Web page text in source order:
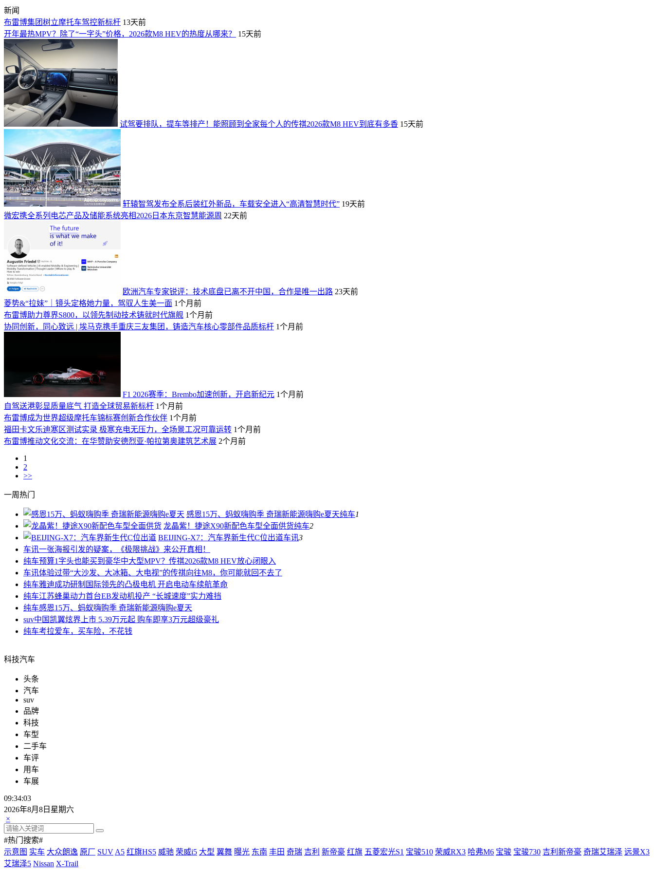
新闻
布雷博集团树立摩托车驾控新标杆 13天前
开年最热MPV？除了“一字头”价格，2026款M8 HEV的热度从哪来？
15天前
试驾要排队，提车等排产！能照顾到全家每个人的传祺2026款M8 HEV到底有多香 15天前
轩辕智驾发布全系后装红外新品，车载安全进入“高清智慧时代” 19天前
微宏携全系列电芯产品及储能系统亮相2026日本东京智慧能源周 22天前
欧洲汽车专家锐评：技术底盘已离不开中国，合作是唯一出路 23天前
菱势&“拉妹”｜镜头定格她力量，驾驭人生美一面 1个月前
布雷博助力尊界S800，以领先制动技术铸就时代旗舰 1个月前
协同创新，同心致远 | 埃马克携手重庆三友集团，铸造汽车核心零部件品质标杆 1个月前
F1 2026赛季：Brembo加速创新，开启新纪元 1个月前
自驾送港彰显质量底气 打造全球贸易新标杆 1个月前
布雷博成为世界超级摩托车锦标赛创新合作伙伴 1个月前
福田卡文乐迪寒区测试实录 极寒充电无压力，全场景工况可靠运转 1个月前
布雷博推动文化交流：在华赞助安德烈亚·帕拉第奥建筑艺术展 2个月前
1
2
>>
一周热门
感恩15万、蚂蚁嗨购季 奇瑞新能源嗨购e夏天纯车1
龙晶紫！捷途X90新配色车型全面供货纯车2
BEIJING-X7：汽车界新生代C位出道车讯3
车讯一张海报引发的疑案，《极限挑战》来公开真相！
纯车预算1字头也能买到豪华中大型MPV？传祺2026款M8 HEV放心闭眼入
车讯体验过带“大沙发、大冰箱、大电视”的传祺向往M8，你可能就回不去了
纯车雅迪成功研制国际领先的凸极电机 开启电动车续航革命
纯车江苏蜂巢动力首台EB发动机投产 “长城速度”实力难挡
纯车感恩15万、蚂蚁嗨购季 奇瑞新能源嗨购e夏天
suv中国 凯翼炫界上市 5.39万元起 购车即享3万元超级豪礼
纯车考拉爱车，买车险，不花钱
科技汽车
头条
汽车
suv
品牌
科技
车型
二手车
车评
用车
车展
09:34:04
2026年8月8日星期六
×
#热门搜索#
示意图 实车 大众朗逸 原厂 SUV A5 红旗HS5 威驰 荣威i5 大型 翼舞 曝光 东南 丰田 奇瑞 吉利 新帝豪 红旗 五菱宏光S1 宝骏510 荣威RX3 哈弗M6 宝骏 宝骏730 吉利新帝豪 奇瑞艾瑞泽 远景X3
艾瑞泽5 Nissan X-Trail